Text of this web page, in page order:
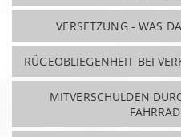
VERSETZUNG - WAS
RÜGEOBLIEGENHEIT BEI
MITVERSCHULDEN